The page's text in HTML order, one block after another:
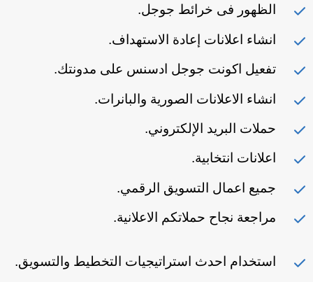
الظهور فى خرائط جوجل.
انشاء اعلانات إعادة الاستهداف.
تفعيل اكونت جوجل ادسنس على مدونتك.
انشاء الاعلانات الصورية والبانرات.
حملات البريد الإلكتروني.
اعلانات انتخابية.
جميع اعمال التسويق الرقمي.
مراجعة نجاح حملاتكم الاعلانية.
استخدام احدث استراتيجيات التخطيط والتسويق.